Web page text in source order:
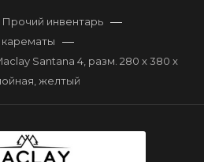
Прочий инвентарь —
—
Santana 4, разм. 280 x 380 x
желтый